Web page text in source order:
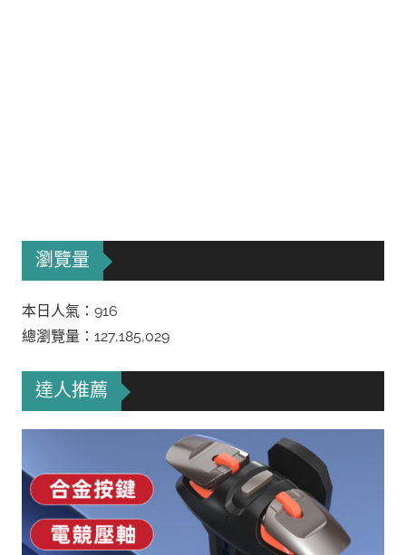
瀏覽量
本日人氣：916
總瀏覽量：127,185,029
達人推薦